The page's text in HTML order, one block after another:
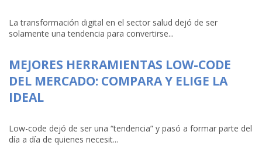
La transformación digital en el sector salud dejó de ser
solamente una tendencia para convertirse...
MEJORES HERRAMIENTAS LOW-CODE
DEL MERCADO: COMPARA Y ELIGE LA
IDEAL
Low-code dejó de ser una “tendencia” y pasó a formar parte del
día a día de quienes necesit...